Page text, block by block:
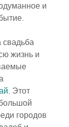
и
свадьба
жизнь и
. Этот
городов